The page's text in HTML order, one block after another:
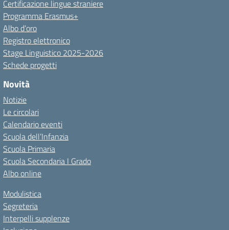
Certificazione lingue straniere
Programma Erasmus+
Albo d’oro
Registro elettronico
Stage Linguistico 2025-2026
Schede progetti
Novità
Notizie
Le circolari
Calendario eventi
Scuola dell’Infanzia
Scuola Primaria
Scuola Secondaria I Grado
Albo online
Modulistica
Segreteria
Interpelli supplenze